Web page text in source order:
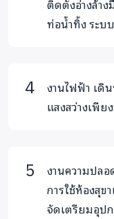
ติดตั้งอ่างล้า
ท่อน้ำทิ้ง ระบ
งานไฟฟ้า เดิ
แสงสว่างเพีย
งานความปล
การใช้ห้องสุข
จัดเตรียมอุป